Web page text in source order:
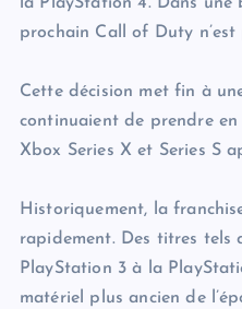
prochain Call of Duty
Cette décision met fin à
continuaient de prendre en
Xbox Series X et Series S
Historiquement, la
rapidement. Des titres tels
PlayStation 3 à la
matériel plus ancien de